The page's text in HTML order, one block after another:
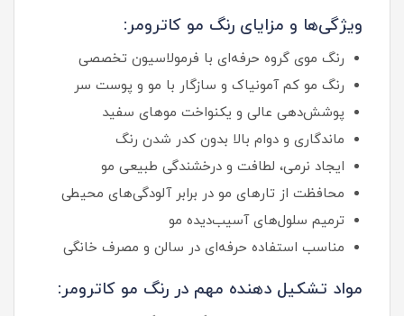
ویژگی‌ها و مزایای رنگ مو کاترومر:
رنگ موی گروه حرفه‌ای با فرمولاسیون تخصصی
رنگ مو کم آمونیاک و سازگار با مو و پوست سر
پوشش‌دهی عالی و یکنواخت موهای سفید
ماندگاری و دوام بالا بدون کدر شدن رنگ
ایجاد نرمی، لطافت و درخشندگی طبیعی مو
محافظت از تارهای مو در برابر آلودگی‌های محیطی
ترمیم سلول‌های آسیب‌دیده مو
مناسب استفاده حرفه‌ای در سالن و مصرف خانگی
مواد تشکیل دهنده مهم در رنگ مو کاترومر: